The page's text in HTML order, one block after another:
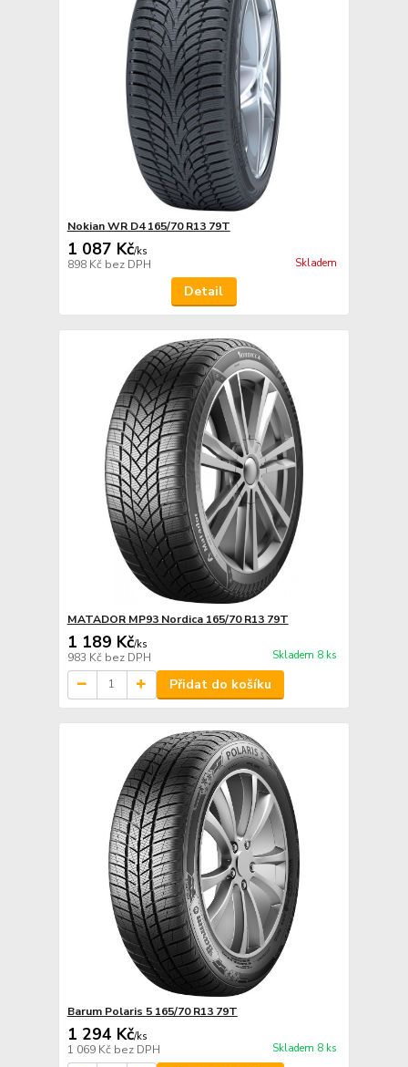
Nokian WR D4 165/70 R13 79T
1 087 Kč/ks
898 Kč bez DPH Skladem
Detail
MATADOR MP93 Nordica 165/70 R13 79T
1 189 Kč/ks
983 Kč bez DPH Skladem 8 ks
Přidat do košíku
Barum Polaris 5 165/70 R13 79T
1 294 Kč/ks
1 069 Kč bez DPH Skladem 8 ks